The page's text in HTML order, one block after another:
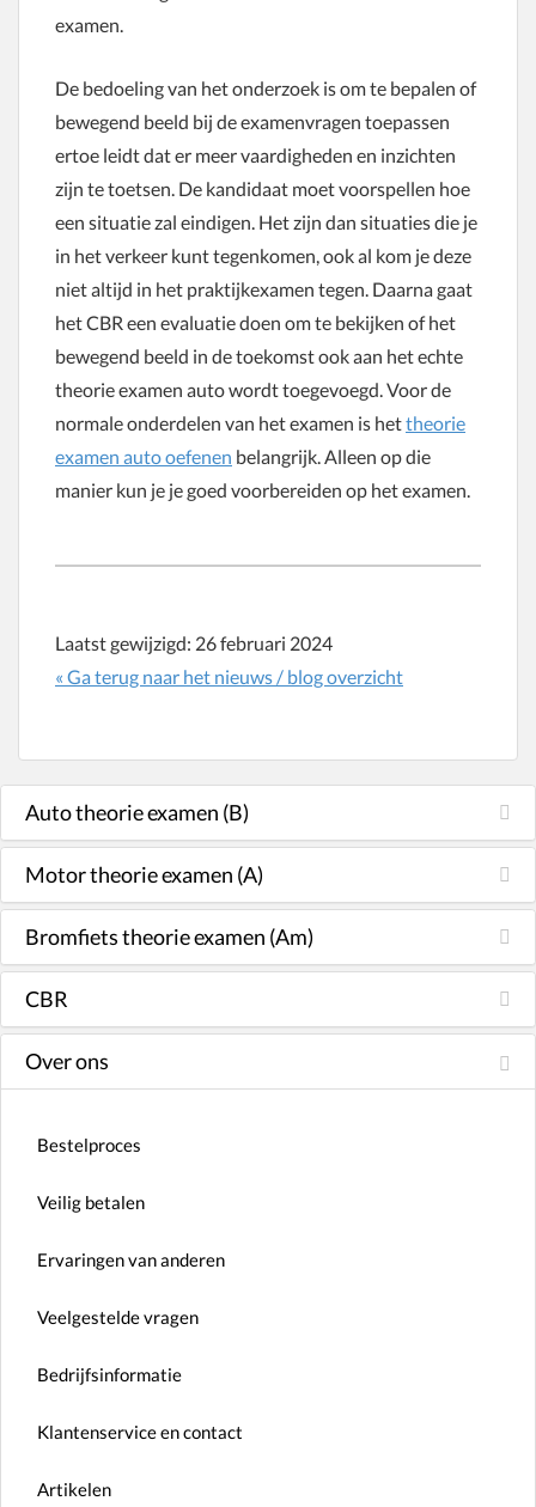
examen.
De bedoeling van het onderzoek is om te bepalen of
bewegend beeld bij de examenvragen toepassen
ertoe leidt dat er meer vaardigheden en inzichten
zijn te toetsen. De kandidaat moet voorspellen hoe
een situatie zal eindigen. Het zijn dan situaties die je
in het verkeer kunt tegenkomen, ook al kom je deze
niet altijd in het praktijkexamen tegen. Daarna gaat
het CBR een evaluatie doen om te bekijken of het
bewegend beeld in de toekomst ook aan het echte
theorie examen auto wordt toegevoegd. Voor de
normale onderdelen van het examen is hettheorie
examen auto oefenen belangrijk. Alleen op die
manier kun je je goed voorbereiden op het examen.
Laatst gewijzigd: 26 februari 2024
« Ga terug naar het nieuws / blog overzicht
Auto theorie examen (B)
Motor theorie examen (A)
Bromfiets theorie examen (Am)
CBR
Over ons
Bestelproces
Veilig betalen
Ervaringen van anderen
Veelgestelde vragen
Bedrijfsinformatie
Klantenservice en contact
Artikelen